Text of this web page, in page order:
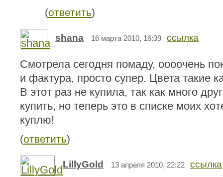
(ответить)
shana 16 марта 2010, 16:39 ссылка
Смотрела сегодня помаду, оооочень
и фактура, просто супер. Цвета такие
В этот раз не купила, так как много
купить, но теперь это в списке моих
куплю!
(ответить)
LillyGold 13 апреля 2010, 22:22 ссылка